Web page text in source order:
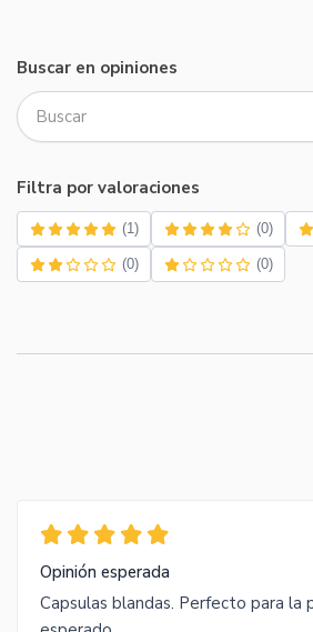
Buscar en opiniones
Filtra por valoraciones
(1) (0)
(0) (0)
Opinión esperada
Capsulas blandas. Perfecto para la